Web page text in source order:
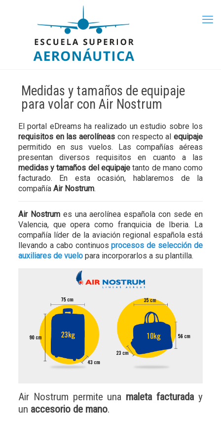
Medidas y tamaños de equipaje
para volar con Air Nostrum
El portal eDreams ha realizado un estudio sobre los
requisitos en las aerolíneas con respecto alequipaje
permitido en sus vuelos. Las compañías aéreas
presentan diversos requisitos en cuanto a las
medidas y tamaños del equipaje tanto de mano como
facturado. En esta ocasión, hablaremos de la
compañía Air Nostrum.
Air Nostrumes una aerolínea española con sede en
Valencia, que opera como franquicia de Iberia. La
compañía líder de la aviación regional española está
llevando a cabo continuos procesos de selección de
auxiliares de vuelopara incorporarlos a su plantilla.
Air Nostrum permite una maleta facturaday
un accesorio de mano.